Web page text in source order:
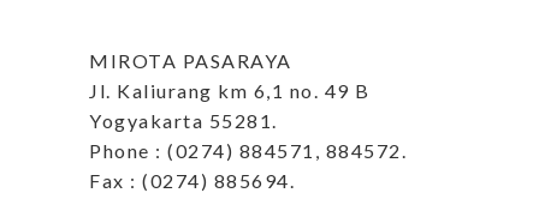
MIROTA PASARAYA
Jl. Kaliurang km 6,1 no. 49 B
Yogyakarta 55281.
Phone : (0274) 884571, 884572.
Fax : (0274) 885694.